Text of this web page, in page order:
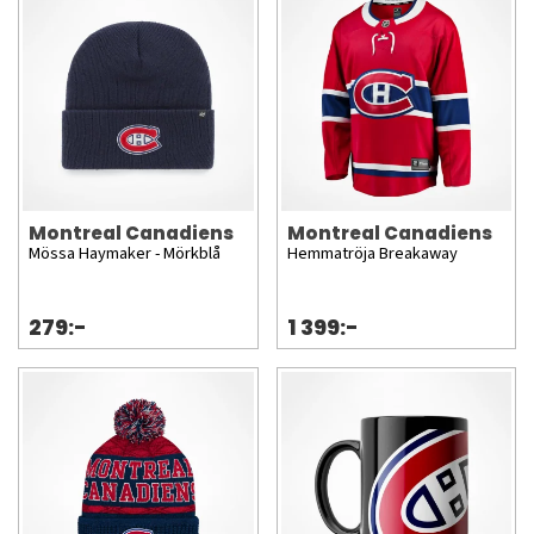
Montreal Canadiens
Mössa Haymaker - Mörkblå
279:-
Montreal Canadiens
Hemmatröja Breakaway
1 399:-